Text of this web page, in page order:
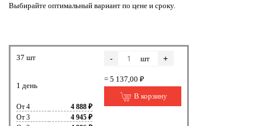
Выбирайте оптимальный вариант по цене и сроку.
37 шт
1 день
От 4
4 888 ₽
От 3
4 945 ₽
- шт +
= 5 137,00 ₽
В корзину